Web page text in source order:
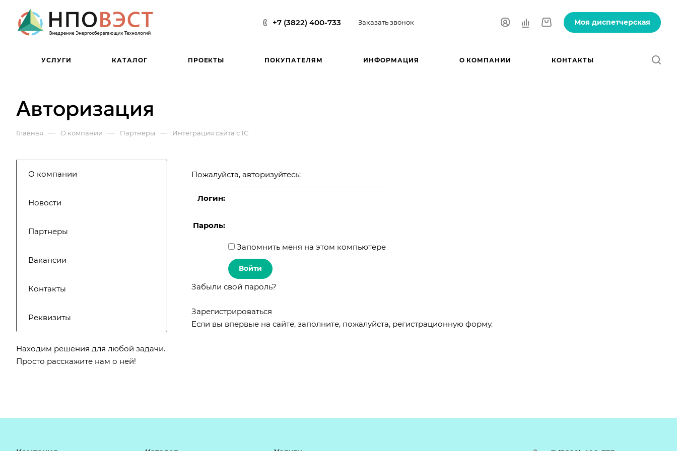
+7 (3822) 400-733 Заказать звонок Моя диспетчерская
УСЛУГИ КАТАЛОГ ПРОЕКТЫ ПОКУПАТЕЛЯМ ИНФОРМАЦИЯ О КОМПАНИИ КОНТАКТЫ
Авторизация
Главная — О компании — Партнеры — Интеграция сайта с 1С
Пожалуйста, авторизуйтесь:
Логин:
Пароль:
Запомнить меня на этом компьютере
Забыли свой пароль?
Зарегистрироваться
Если вы впервые на сайте, заполните, пожалуйста, регистрационную форму.
О компании
Новости
Партнеры
Вакансии
Контакты
Реквизиты
Находим решения для любой задачи.
Просто расскажите нам о ней!